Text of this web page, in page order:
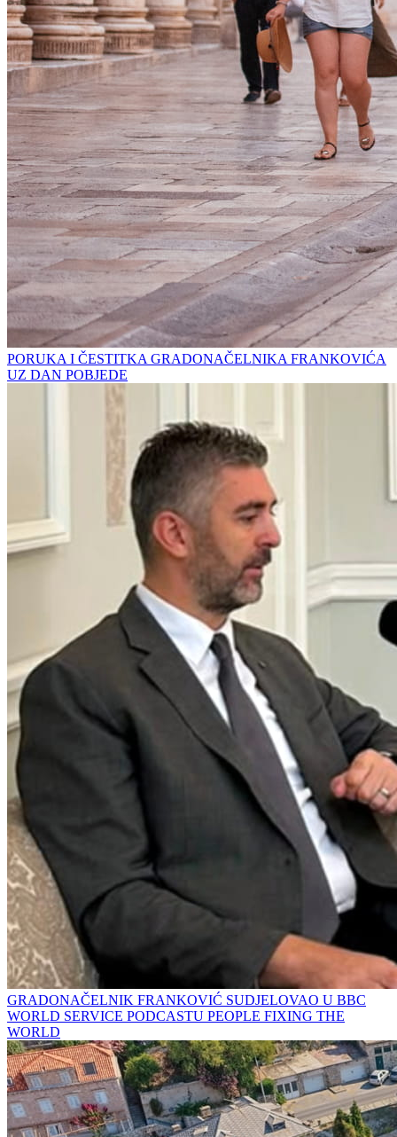
PORUKA I ČESTITKA GRADONAČELNIKA FRANKOVIĆA
UZ DAN POBJEDE
GRADONAČELNIK FRANKOVIĆ SUDJELOVAO U BBC
WORLD SERVICE PODCASTU PEOPLE FIXING THE
WORLD